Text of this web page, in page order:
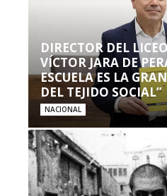
DIRECTOR DEL
VÍCTOR JARA DE
ESCUELA ES LA
DEL TEJIDO SOCIAL”
NACIONAL